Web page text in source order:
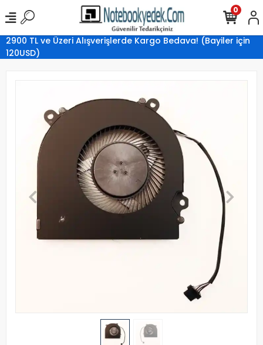
2900 TL ve Üzeri Alışverişlerde Kargo Bedava! (Bayiler için
120USD)
0